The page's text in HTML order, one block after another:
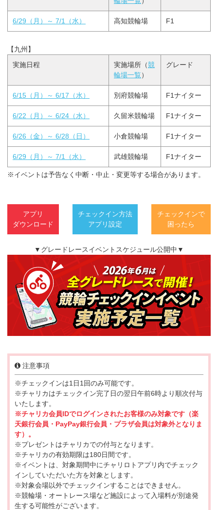
6/29（月）～ 7/1（水） 高知競輪場 F1
【九州】
実施日程
実施場所（競
輪場一覧）
グレード
6/15（月）～ 6/17（水） 別府競輪場 F1ナイター
6/22（月）～ 6/24（水） 久留米競輪場 F1ナイター
6/26（金）～ 6/28（日） 小倉競輪場 F1ナイター
6/29（月）～ 7/1（水） 武雄競輪場 F1ナイター
※イベントは予告なく中断・中止・変更等する場合があります。
アプリ
ダウンロード
チェックイン方法
アプリ設定
チェックインで
困ったら
▼グレードレースイベントスケジュール公開中▼
注意事項
※チェックインは1日1回のみ可能です。
※チャリカはチェックイン完了日の翌日午前6時より順次付与
いたします。
※チャリカ会員IDでログインされたお客様のみ対象です（楽
天銀行会員・PayPay銀行会員・プラザ会員は対象外となりま
す）。
※プレゼントはチャリカでの付与となります。
※チャリカの有効期限は180日間です。
※イベントは、対象期間中にチャリロトアプリ内でチェック
インしていただいた方を対象とします。
※対象会場以外でチェックインすることはできません。
※競輪場・オートレース場など施設によって入場料が別途発
生する可能性がございます。